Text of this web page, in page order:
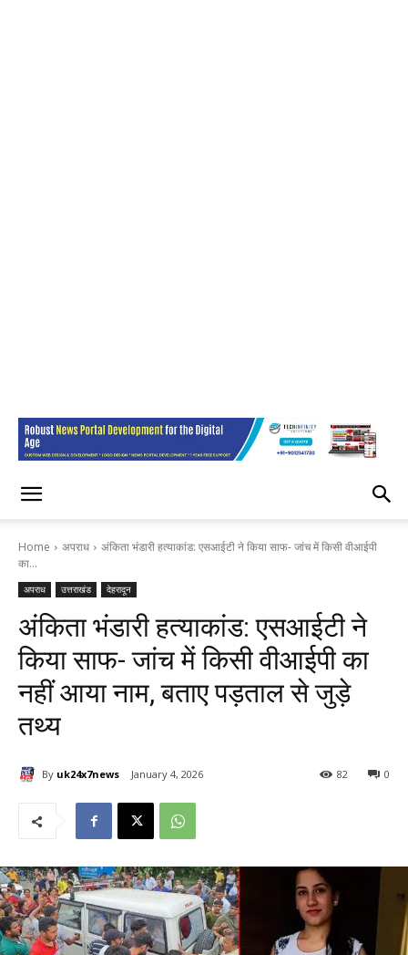
Home अपराध
अंकिता भंडारी हत्याकांड: एसआईटी ने किया साफ- जांच में किसी वीआईपी
का...
अपराध उत्तराखंड देहरादून
अंकिता भंडारी हत्याकांड: एसआईटी ने
किया साफ- जांच में किसी वीआईपी का
नहीं आया नाम, बताए पड़ताल से जुड़े
तथ्य
By uk24x7news January 4, 2026 0
82